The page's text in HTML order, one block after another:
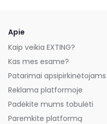
Apie
Kaip veikia EXTING?
Kas mes esame?
Patarimai apsipirkinėtojams
Reklama platformoje
Padėkite mums tobulėti
Paremkite platformą